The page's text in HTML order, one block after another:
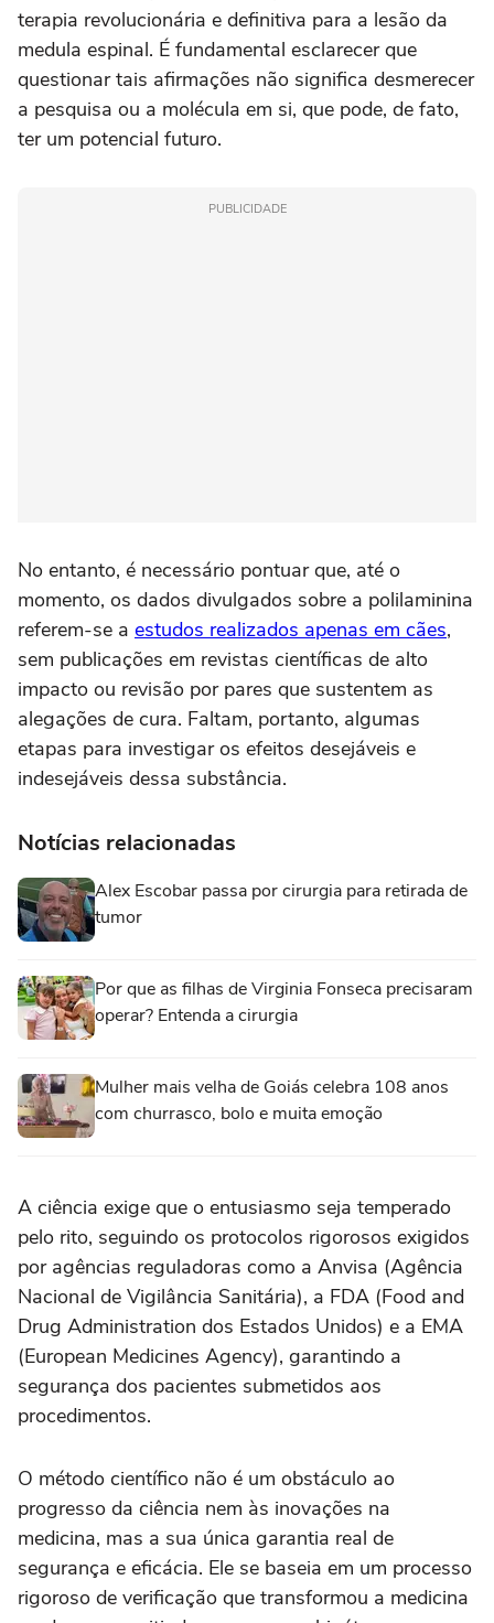
terapia revolucionária e definitiva para a lesão da
medula espinal. É fundamental esclarecer que
questionar tais afirmações não significa desmerecer
a pesquisa ou a molécula em si, que pode, de fato,
ter um potencial futuro.
PUBLICIDADE
No entanto, é necessário pontuar que, até o
momento, os dados divulgados sobre a polilaminina
referem-se a estudos realizados apenas em cães,
sem publicações em revistas científicas de alto
impacto ou revisão por pares que sustentem as
alegações de cura. Faltam, portanto, algumas
etapas para investigar os efeitos desejáveis e
indesejáveis dessa substância.
Notícias relacionadas
Alex Escobar passa por cirurgia para retirada de
tumor
Por que as filhas de Virginia Fonseca precisaram
operar? Entenda a cirurgia
Mulher mais velha de Goiás celebra 108 anos
com churrasco, bolo e muita emoção
A ciência exige que o entusiasmo seja temperado
pelo rito, seguindo os protocolos rigorosos exigidos
por agências reguladoras como a Anvisa (Agência
Nacional de Vigilância Sanitária), a FDA (Food and
Drug Administration dos Estados Unidos) e a EMA
(European Medicines Agency), garantindo a
segurança dos pacientes submetidos aos
procedimentos.
O método científico não é um obstáculo ao
progresso da ciência nem às inovações na
medicina, mas a sua única garantia real de
segurança e eficácia. Ele se baseia em um processo
rigoroso de verificação que transformou a medicina